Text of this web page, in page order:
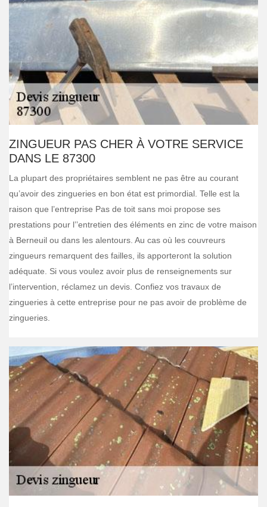
ZINGUEUR PAS CHER À VOTRE SERVICE
DANS LE 87300
La plupart des propriétaires semblent ne pas être au courant
qu’avoir des zingueries en bon état est primordial. Telle est la
raison que l’entreprise Pas de toit sans moi propose ses
prestations pour l’’entretien des éléments en zinc de votre maison
à Berneuil ou dans les alentours. Au cas où les couvreurs
zingueurs remarquent des failles, ils apporteront la solution
adéquate. Si vous voulez avoir plus de renseignements sur
l’intervention, réclamez un devis. Confiez vos travaux de
zingueries à cette entreprise pour ne pas avoir de problème de
zingueries.